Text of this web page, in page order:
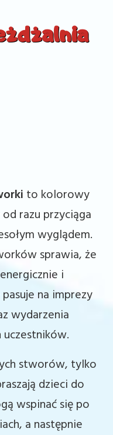
to kolorowy
razu przyciąga
wyglądem.
sprawia, że
i
na imprezy
wydarzenia
uczestników.
stworów, tylko
dzieci do
wspinać się po
a następnie